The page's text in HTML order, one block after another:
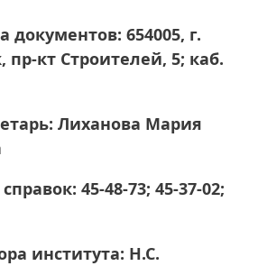
документов: 654005, г.
пр-кт Строителей, 5; каб.
Лиханова Мария
45-48-73; 45-37-02;
института: Н.С.